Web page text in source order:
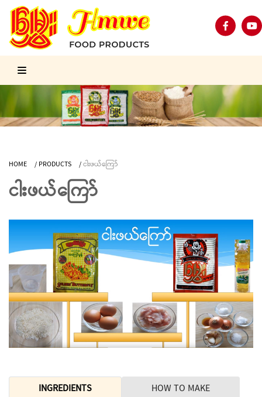
HOME / PRODUCTS /ငါးဖယ်ကြော်
ငါးဖယ်ကြော်
INGREDIENTS HOW TO MAKE